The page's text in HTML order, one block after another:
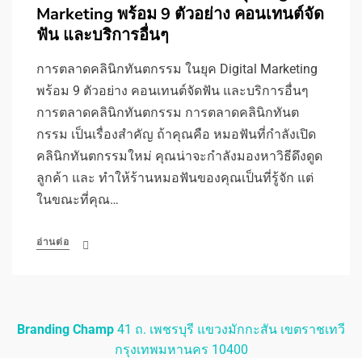
Marketing พร้อม 9 ตัวอย่าง คอนเทนต์จัด
ฟัน และบริการอื่นๆ
การตลาดคลินิกทันตกรรม ในยุค Digital Marketing
พร้อม 9 ตัวอย่าง คอนเทนต์จัดฟัน และบริการอื่นๆ
การตลาดคลินิกทันตกรรม การตลาดคลินิกทันต
กรรม เป็นเรื่องสำคัญ ถ้าคุณคือ หมอฟันที่กำลังเปิด
คลินิกทันตกรรมใหม่ คุณน่าจะกำลังมองหาวิธีดึงดูด
ลูกค้า และ ทำให้ร้านหมอฟันของคุณเป็นที่รู้จัก แต่
ในขณะที่คุณ…
อ่านต่อ
Branding Champ 41 ถ. เพชรบุรี แขวงมักกะสัน เขตราชเทวี
กรุงเทพมหานคร 10400